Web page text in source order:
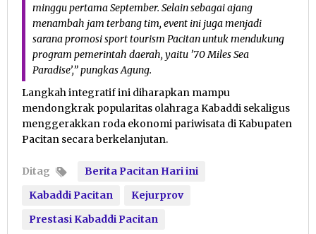
minggu pertama September. Selain sebagai ajang
menambah jam terbang tim, event ini juga menjadi
sarana promosisport tourism Pacitan untuk mendukung
program pemerintah daerah, yaitu ’70 Miles Sea
Paradise’,” pungkas Agung.
Langkah integratif ini diharapkan mampu
mendongkrak popularitas olahraga Kabaddi sekaligus
menggerakkan roda ekonomi pariwisata di Kabupaten
Pacitan secara berkelanjutan.
Ditag
Berita Pacitan Hari ini
Kabaddi Pacitan
Kejurprov
Prestasi Kabaddi Pacitan